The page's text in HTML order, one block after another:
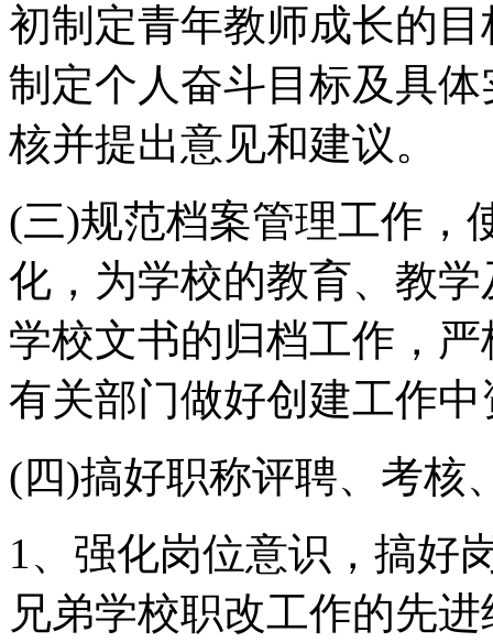
初制定青年教师成长的
制定个人奋斗目标及具
核并提出意见和建议。
(三)规范档案管理工作，
化，为学校的教育、教
学校文书的归档工作，
有关部门做好创建工作
(四)搞好职称评聘、考核
1、强化岗位意识，搞好
兄弟学校职改工作的先